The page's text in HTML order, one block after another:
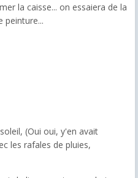
la caisse... on essaiera de la
peinture...
(Oui oui, y'en avait
les rafales de pluies,